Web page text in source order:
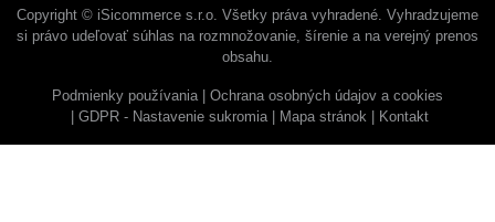
Copyright © iSicommerce s.r.o. Všetky práva vyhradené. Vyhradzujeme
si právo udeľovať súhlas na rozmnožovanie, šírenie a na verejný prenos
obsahu.
Podmienky používania
Ochrana osobných údajov a cookies
GDPR - Nastavenie sukromia
Mapa stránok Kontakt